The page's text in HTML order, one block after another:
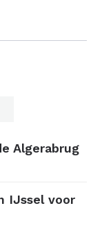
Algerabrug
IJssel voor